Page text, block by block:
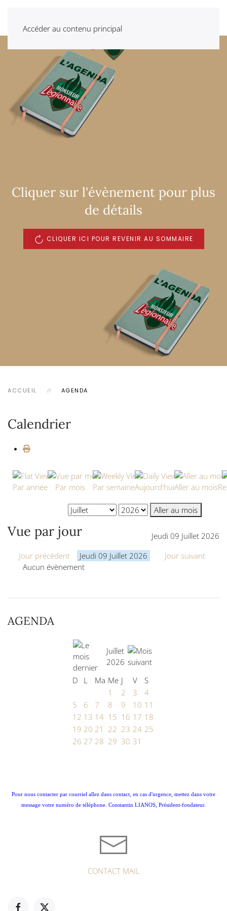
Accéder au contenu principal
Cliquer sur l'évènement pour plus
de détails
CLIQUER ICI POUR REVENIR AU SOMMAIRE
ACCUEIL AGENDA
Calendrier
Par année Par mois Par semaineAujourd'huiAller au mois
Aller au mois
Vue par jour
Jeudi 09 Juillet 2026
Jour précédent
Jeudi 09 Juillet 2026
Jour suivant
Aucun évènement
AGENDA
Juillet
2026
D
L Ma Me J V
S
1
2 3
4
5
6 7 8 9 10 11
12 13 14 15 16 17 18
19 20 21 22 23 24 25
26 27 28 29 30 31
Pour nous contacter par courriel allez dans contact, en cas d'urgence, mettez dans votre
message votre numéro de téléphone. Constantin LIANOS, Président-fondateur.
CONTACT MAIL